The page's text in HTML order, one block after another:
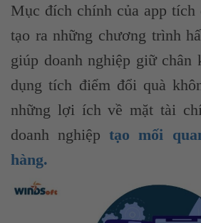
Mục đích chính của app tích
tạo ra những chương trình
giúp doanh nghiệp giữ chân
dụng tích điểm đổi quà
những lợi ích về mặt tài
doanh nghiệptạo mối
hàng.